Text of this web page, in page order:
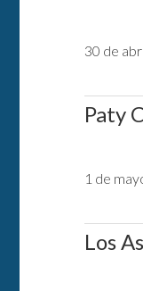
30 de
Paty
1 de
Los